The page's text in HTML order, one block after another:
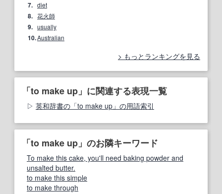
7. diet
8. 花火師
9. usually
10.Australian
もっとランキングを見る
「to make up」に関連する表現一覧
英和辞書の「to make up」の用語索引
「to make up」のお隣キーワード
To make this cake, you'll need baking powder and
unsalted butter.
to make this simple
to make through